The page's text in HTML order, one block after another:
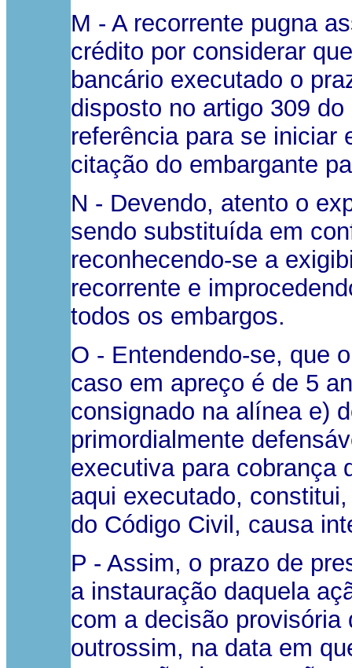
M - A recorrente pugna
crédito por considerar
bancário executado o
disposto no artigo 309
referência para se iniciar
citação do embargante
N - Devendo, atento o
sendo substituída em
reconhecendo-se a
recorrente e
todos os embargos.
O - Entendendo-se, que
caso em apreço é de 5
consignado na alínea e)
primordialmente
executiva para cobrança
aqui executado,
do Código Civil, causa
P - Assim, o prazo de
a instauração daquela
com a decisão
outrossim, na data em